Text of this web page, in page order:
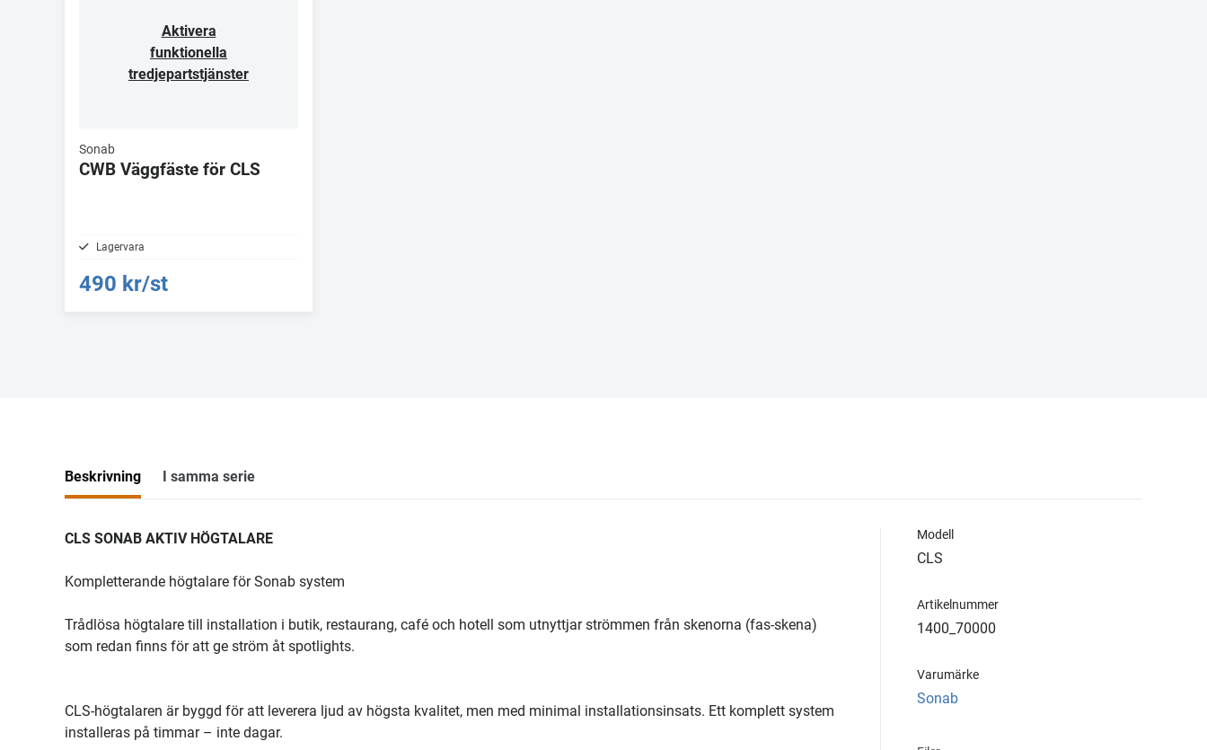
Aktivera
funktionella
tredjepartstjänster
Sonab
CWB Väggfäste för CLS
Lagervara
490 kr/st
Beskrivning I samma serie
CLS SONAB AKTIV HÖGTALARE
Kompletterande högtalare för Sonab system
Trådlösa högtalare till installation i butik, restaurang, café och hotell som utnyttjar strömmen från skenorna (fas-skena)
som redan finns för att ge ström åt spotlights.
CLS-högtalaren är byggd för att leverera ljud av högsta kvalitet, men med minimal installationsinsats. Ett komplett system
installeras på timmar – inte dagar.
Modell
CLS
Artikelnummer
1400_70000
Varumärke
Sonab